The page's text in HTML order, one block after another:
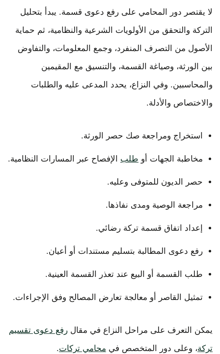
لا يقتصر دور المحامي على رفع دعوى قسمة. يبدأ بتحليل
التركة والتحقق من الأولويات الشرعية والنظامية، ثم حماية
الأصول من التصرف المنفرد، وجمع المعلومات، والتفاوض
بين الورثة، وصياغة القسمة، والتنسيق مع المقيمين
والمحاسبين. وفي النزاع، يحدد المدعى عليه والطلبات
والاختصاص والأدلة.
استخراج ومراجعة صك حصر الورثة.
مخاطبة الجهات أو طلب الإفصاح عبر المسارات النظامية.
حصر الديون للمتوفى وعليه.
مراجعة الوصية ومدى نفاذها.
إعداد اتفاق قسمة تركة رضائي.
رفع دعوى المطالبة بتسليم مستندات أو أعيان.
طلب القسمة أو البيع عند تعذر القسمة العينية.
تمثيل القاصر أو معالجة تعارض المصالح وفق الإجراءات.
يمكن التعرف على مراحل النزاع في مقال رفع دعوى تقسيم
تركة، وعلى دور المتخصص في محامي تركات.